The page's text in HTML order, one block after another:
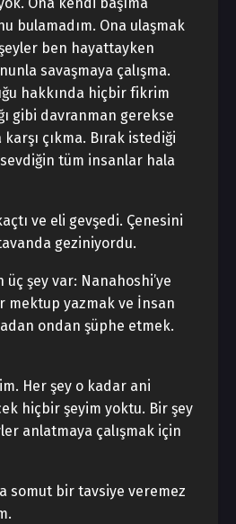
bulamadım. Ona ulaşmak
ben hayattayken
savaşmaya çalışma.
hakkında hiçbir fikrim
gibi davranman gerekse
çıkma. Bırak istediği
tüm insanlar hala
ve eli gevşedi. Çenesini
geziniyordu.
üç şey var: Nanahoshi’ye
mektup yazmak ve İnsan
ondan şüphe etmek.
Her şey o kadar ani
hiçbir şeyim yoktu. Bir şey
anlatmaya çalışmak için
somut bir tavsiye veremez